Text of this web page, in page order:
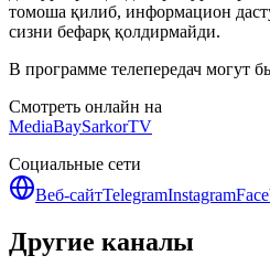
томоша қилиб, информацион
сизни бефарқ қолдирмайди.
В программе телепередач могут
Смотреть онлайн на
MediaBaySarkorTV
Социальные сети
Веб-сайтTelegramInstagram
Другие каналы